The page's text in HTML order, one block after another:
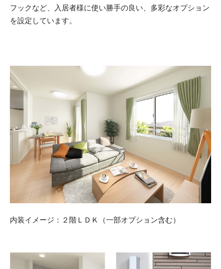
フックなど、入居者様に使い勝手の良い、多彩なオプション
を設定しています。
内装イメージ：２階ＬＤＫ（一部オプション含む）